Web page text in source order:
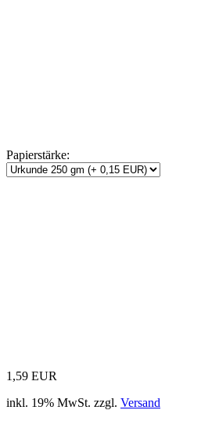
Papierstärke:
1,59 EUR
inkl. 19% MwSt. zzgl. Versand